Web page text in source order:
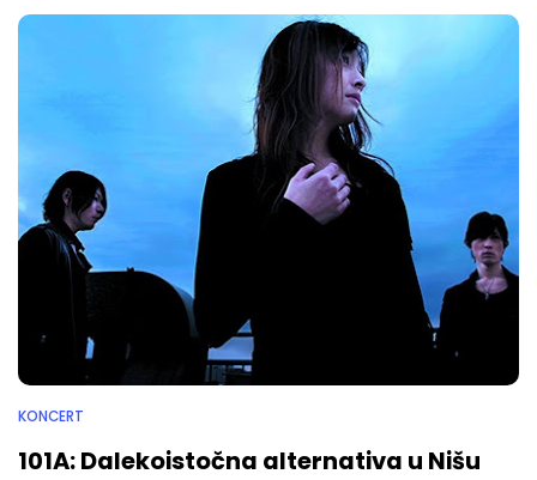
KONCERT
101A: Dalekoistočna alternativa u Nišu